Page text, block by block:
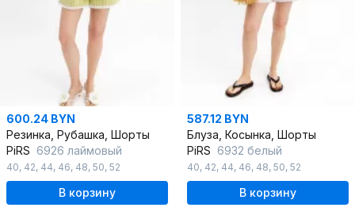
600.24 BYN
Резинка, Рубашка, Шорты
PiRS 6926 лаймовый
40, 42, 44, 46, 48, 50, 52
В корзину
587.12 BYN
Блуза, Косынка, Шорты
PiRS 6932 белый
40, 42, 44, 46, 48, 50, 52
В корзину